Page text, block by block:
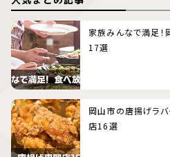
家族みんなで満足！
17選
岡山市の唐揚げラ
店16選